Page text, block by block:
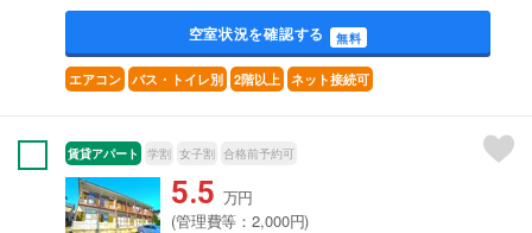
空室状況を確認する 無料
エアコン バス・トイレ別 2階以上 ネット接続可
賃貸アパート 学割 女子割 合格前予約可
5.5 万円
(管理費等：2,000円)